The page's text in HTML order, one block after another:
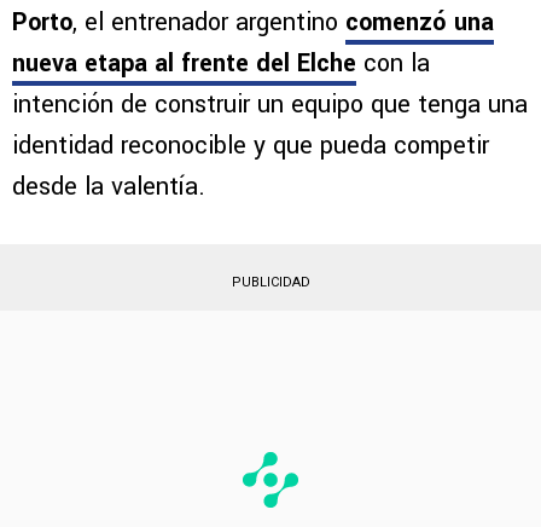
Porto, el entrenador argentino comenzó una
nueva etapa al frente del Elche con la
intención de construir un equipo que tenga una
identidad reconocible y que pueda competir
desde la valentía.
PUBLICIDAD